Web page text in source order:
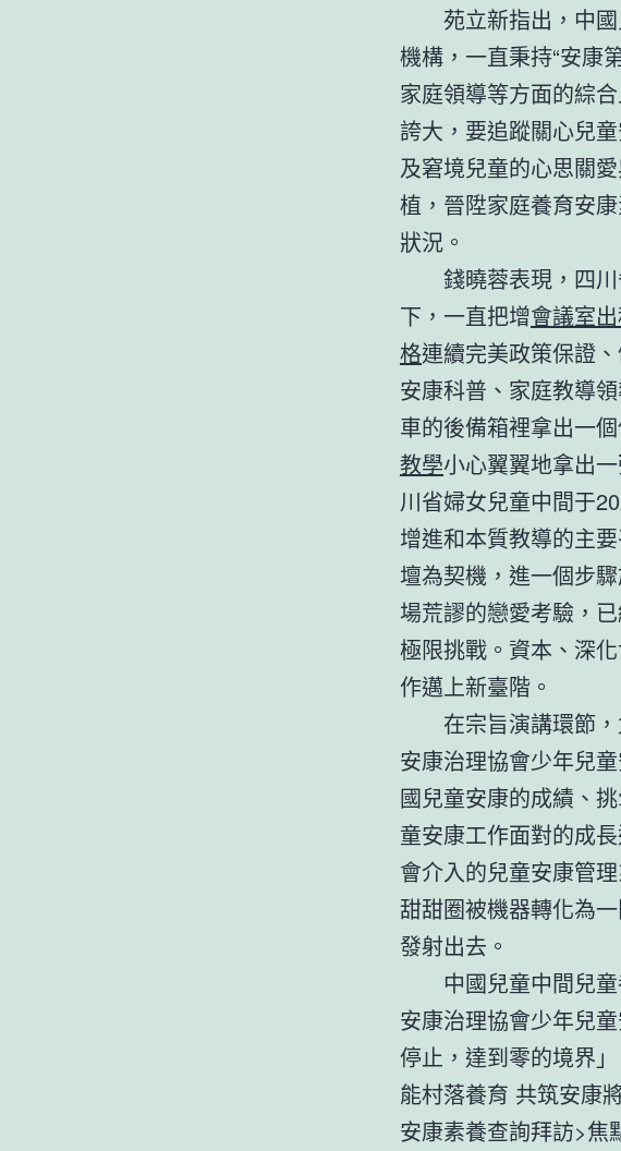
苑立新指出，中
機構，一直秉持“安康
家庭領導等方面的綜
誇大，要追蹤關心兒
及窘境兒童的心思關
植，晉陞家庭養育安
狀況。
錢曉蓉表現，四
下，一直把增會議室
格連續完美政策保證
安康科普、家庭教導
車的後備箱裡拿出一
教學小心翼翼地拿出
川省婦女兒童中間于
增進和本質教導的主
壇為契機，進一個步
場荒謬的戀愛考驗，
極限挑戰。資本、深
作邁上新臺階。
在宗旨演講環節
安康治理協會少年兒
國兒童安康的成績、
童安康工作面對的成
會介入的兒童安康管
甜甜圈被機器轉化為
發射出去。
中國兒童中間兒
安康治理協會少年兒
停止，達到零的境界
能村落養育 共筑安康
安康素養查詢拜訪>焦